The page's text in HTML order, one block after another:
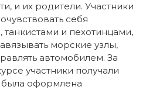
и их родители. Участники
себя
и пехотинцами,
морские узлы,
автомобилем. За
участники получали
оформлена